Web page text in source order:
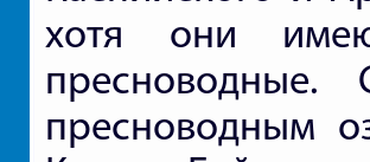
хотя они
пресноводным